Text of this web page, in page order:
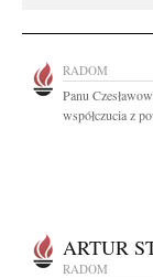
RADOM
Panu
współczucia z
ARTUR
RADOM